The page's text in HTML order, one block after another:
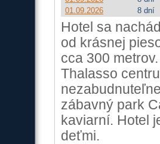
01.09.2026
8 dní
Hotel sa
od krásnej
cca 300
Thalasso
zábavný park
kaviarní. Hotel
deťmi.